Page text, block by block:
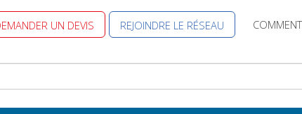
UN DEVIS REJOINDRE LE RÉSEAU